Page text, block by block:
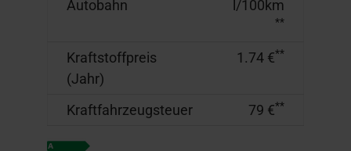
Autobahn
l/100km
**
Kraftstoffpreis
(Jahr)
1.74 €**
Kraftfahrzeugsteuer 79 €**